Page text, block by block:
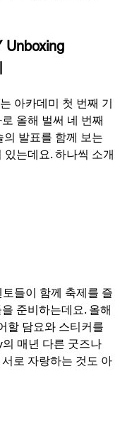
Unboxing
아카데미 첫 번째 기
올해 벌써 네 번째
발표를 함께 보는
는데요. 하나씩 소개
들이 함께 축제를 즐
준비하는데요. 올해
할 담요와 스티커를
매년 다른 굿즈나
로 자랑하는 것도 아